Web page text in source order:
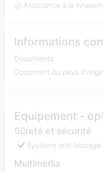
Assistance à la
Informations
Documents
Document du pays
Equipement -
Sûreté et sécurité
Système anti-blocage
Multimédia